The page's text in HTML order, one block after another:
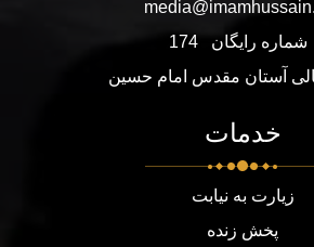
شماره رایگان
174
آستان مقدس امام حسین
خدمات
زیارت به نیابت
پخش زنده